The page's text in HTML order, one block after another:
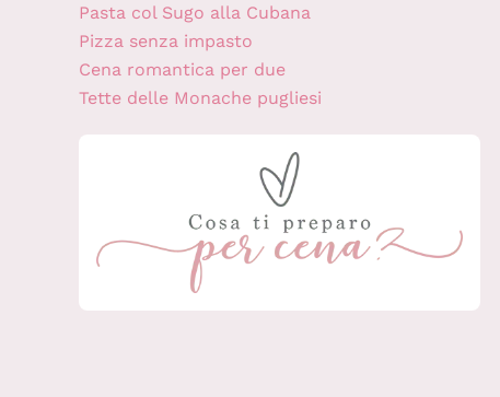
Pasta col Sugo alla Cubana
Pizza senza impasto
Cena romantica per due
Tette delle Monache pugliesi